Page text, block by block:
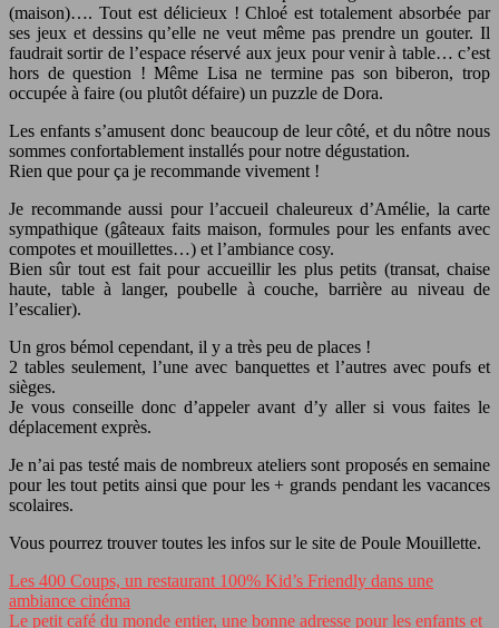
(maison)…. Tout est délicieux ! Chloé est totalement absorbée par
ses jeux et dessins qu’elle ne veut même pas prendre un gouter. Il
faudrait sortir de l’espace réservé aux jeux pour venir à table… c’est
hors de question ! Même Lisa ne termine pas son biberon, trop
occupée à faire (ou plutôt défaire) un puzzle de Dora.
Les enfants s’amusent donc beaucoup de leur côté, et du nôtre nous
sommes confortablement installés pour notre dégustation.
Rien que pour ça je recommande vivement !
Je recommande aussi pour l’accueil chaleureux d’Amélie, la carte
sympathique (gâteaux faits maison, formules pour les enfants avec
compotes et mouillettes…) et l’ambiance cosy.
Bien sûr tout est fait pour accueillir les plus petits (transat, chaise
haute, table à langer, poubelle à couche, barrière au niveau de
l’escalier).
Un gros bémol cependant, il y a très peu de places !
2 tables seulement, l’une avec banquettes et l’autres avec poufs et
sièges.
Je vous conseille donc d’appeler avant d’y aller si vous faites le
déplacement exprès.
Je n’ai pas testé mais de nombreux ateliers sont proposés en semaine
pour les tout petits ainsi que pour les + grands pendant les vacances
scolaires.
Vous pourrez trouver toutes les infos sur le site de Poule Mouillette.
Les 400 Coups, un restaurant 100% Kid’s Friendly dans une
ambiance cinéma
Le petit café du monde entier, une bonne adresse pour les enfants et